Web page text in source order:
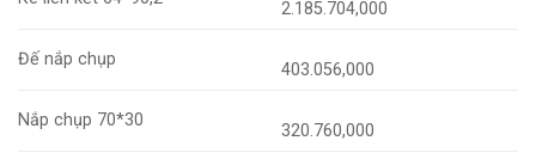
2.185.704,000
Đế nắp chụp
403.056,000
Nắp chụp 70*30
320.760,000